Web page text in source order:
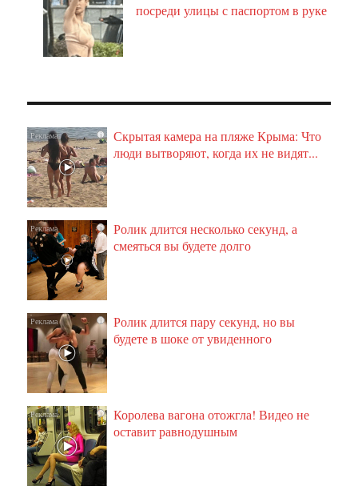
посреди улицы с паспортом в руке
i
Скрытая камера на пляже Крыма: Что
люди вытворяют, когда их не видят...
i
Ролик длится несколько секунд, а
смеяться вы будете долго
i
Ролик длится пару секунд, но вы
будете в шоке от увиденного
i
Королева вагона отожгла! Видео не
оставит равнодушным